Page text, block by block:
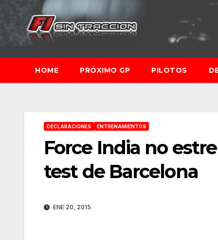
Saltar
contenido
HOME PRÓXIMO GP PILOTOS
DECLARACIONES ENTRENAMIENTOS
Force India no
test de Barcelona
ENE 20, 2015